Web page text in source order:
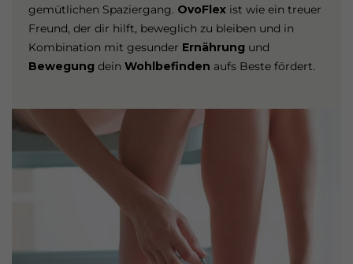
gemütlichen Spaziergang. OvoFlexist wie ein treuer
Freund, der dir hilft, beweglich zu bleiben und in
Kombination mit gesunder Ernährung und
Bewegung dein Wohlbefinden aufs Beste fördert.